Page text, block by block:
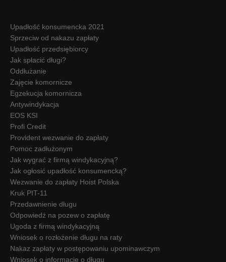
Upadłość konsumencka 2021
Sprzeciw od nakazu zapłaty
Upadłość przedsiębiorcy
Jak spłacić długi?
Oddłużanie
Zajęcie komornicze
Egzekucja komornicza
Antywindykacja
EOS KSI
Profi Credit
Provident wezwanie do zapłaty
Pomoc zadłużonym
Jak wygrać z firmą windykacyjną?
Jak ogłosić upadłość konsumencką?
Wezwanie do zapłaty Hoist Polska
Kruk PIT-11
Przedawnienie długu
Odpowiedź na pozew o zapłatę
Ugoda z firmą windykacyjną
Wniosek o rozłożenie długu na raty
Nakaz zapłaty w postępowaniu upominawczym
Wniosek o informację o długu